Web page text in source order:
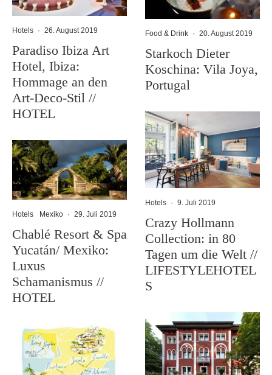
Hotels · 26. August 2019
Paradiso Ibiza Art
Hotel, Ibiza:
Hommage an den
Art-Deco-Stil //
HOTEL
Hotels Mexiko · 29. Juli 2019
Chablé Resort & Spa
Yucatán/ Mexiko:
Luxus
Schamanismus //
HOTEL
Food & Drink · 20. August 2019
Starkoch Dieter
Koschina: Vila Joya,
Portugal
Hotels · 9. Juli 2019
Crazy Hollmann
Collection: in 80
Tagen um die Welt //
LIFESTYLEHOTEL
S